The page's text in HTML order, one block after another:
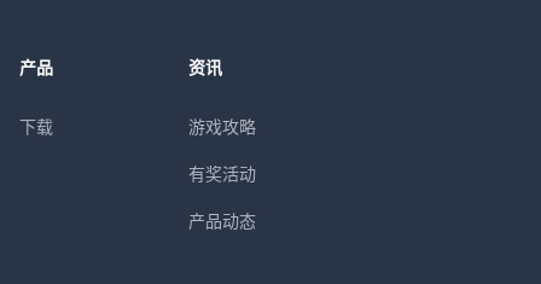
产品
下载
资讯
游戏攻略
有奖活动
产品动态